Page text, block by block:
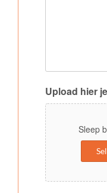
Upload hier
Sleep